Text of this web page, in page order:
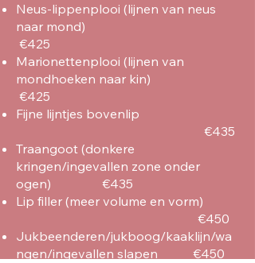
Neus-lippenplooi (lijnen van neus
naar mond)
€425
Marionettenplooi (lijnen van
mondhoeken naar kin)
€425
Fijne lijntjes bovenlip
€435
Traangoot (donkere
kringen/ingevallen zone onder
ogen) €435
Lip filler (meer volume en vorm)
€450
Jukbeenderen/jukboog/kaaklijn/wa
ngen/ingevallen slapen €450